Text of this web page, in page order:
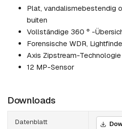
Plat, vandalismebestendig
buiten
Vollständige 360 ​​° -
Forensische WDR,
Axis Zipstream-Technologie
12 MP-Sensor
Downloads
Datenblatt